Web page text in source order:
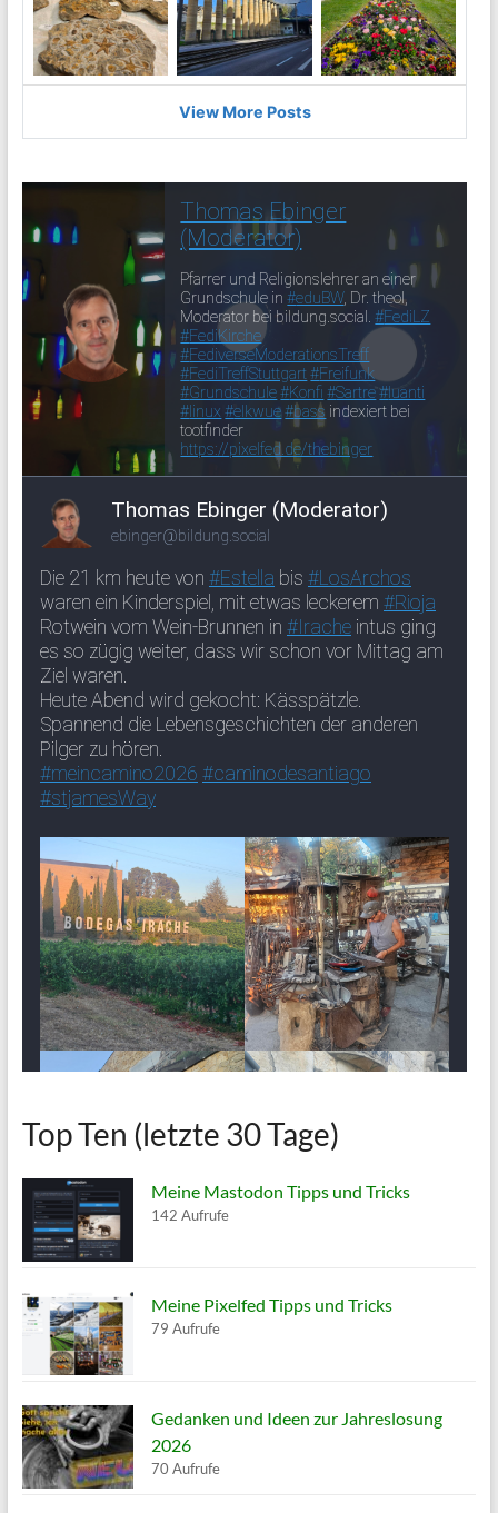
Top Ten (letzte 30 Tage)
Meine Mastodon Tipps und Tricks
142 Aufrufe
Meine Pixelfed Tipps und Tricks
79 Aufrufe
Gedanken und Ideen zur Jahreslosung
2026
70 Aufrufe